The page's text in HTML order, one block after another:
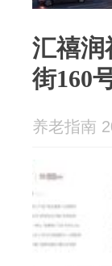
汇禧润
街160
养老指南